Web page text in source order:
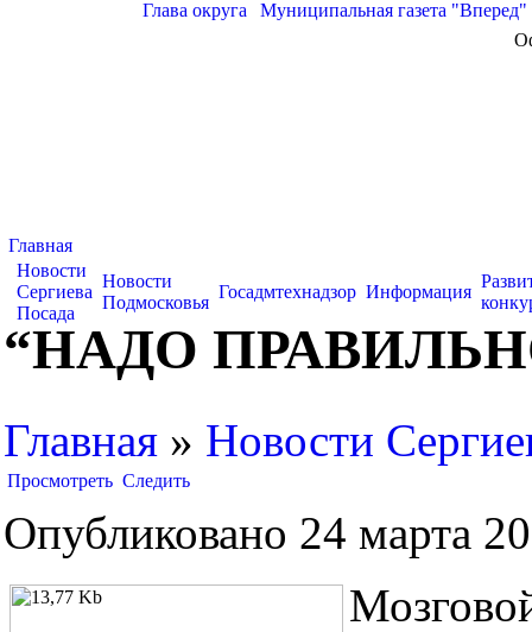
Глава округа Муниципальная газета "Вперед"
Главная
Новости
Сергиева
Посада
Новости
Подмосковья
Госадмтехнадзор Информация
“НАДО
Главная » Новости
Просмотреть Следить
Опубликовано 24 марта